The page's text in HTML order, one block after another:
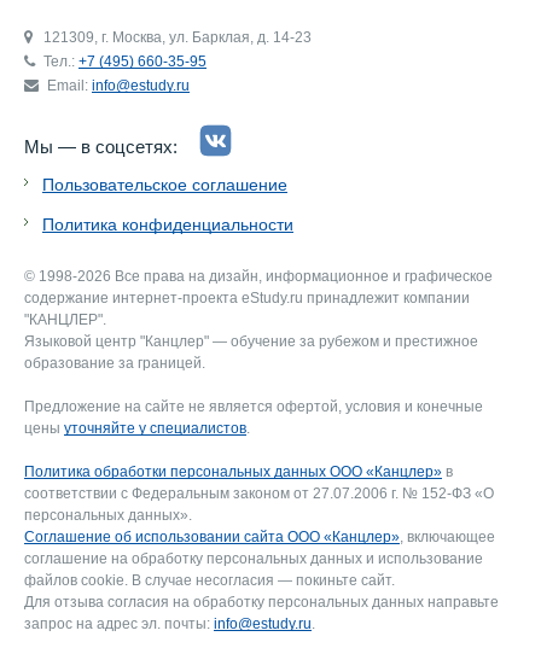
121309, г. Москва, ул. Барклая, д. 14-23
Тел.: +7 (495) 660-35-95
Email: info@estudy.ru
Мы — в соцсетях:
Пользовательское соглашение
Политика конфиденциальности
© 1998-2026 Все права на дизайн, информационное и графическое
содержание интернет-проекта eStudy.ru принадлежит компании
"КАНЦЛЕР".
Языковой центр "Канцлер" — обучение за рубежом и престижное
образование за границей.
Предложение на сайте не является офертой, условия и конечные
цены уточняйте у специалистов.
Политика обработки персональных данных ООО «Канцлер» в
соответствии с Федеральным законом от 27.07.2006 г. № 152-ФЗ «О
персональных данных».
Соглашение об использовании сайта ООО «Канцлер», включающее
соглашение на обработку персональных данных и использование
файлов cookie. В случае несогласия — покиньте сайт.
Для отзыва согласия на обработку персональных данных направьте
запрос на адрес эл. почты: info@estudy.ru.